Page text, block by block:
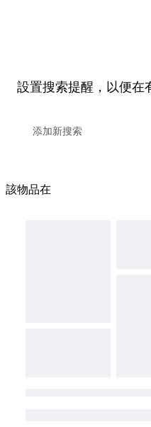
設置搜索提醒，以便在
該物品在